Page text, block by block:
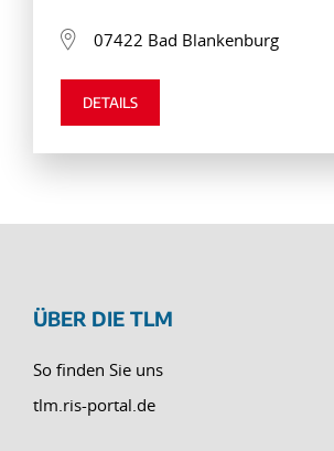
07422 Bad Blankenburg
DETAILS
ÜBER DIE TLM
So finden Sie uns
tlm.ris-portal.de